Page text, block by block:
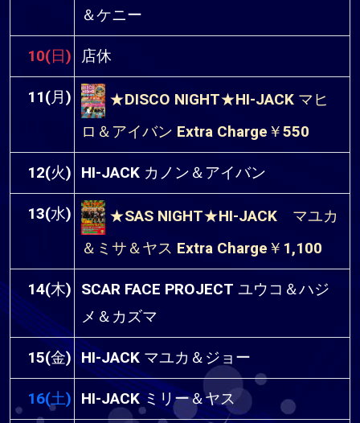
＆ケニー
10(日) 店休
11(月)
★DISCO NIGHT★HI-JACK マヒ
ロ＆アイバン Extra Charge￥550
12(火) HI-JACK カノン＆アイバン
13(水)
★SAS NIGHT★HI-JACK マユカ
＆ミサ＆ヤス Extra Charge￥1,100
14(木) SCAR FACE PROJECT ユウコ＆ハジ
メ＆カズマ
15(金) HI-JACK マユカ＆ジョー
16(土) HI-JACK ミリー＆ヤス